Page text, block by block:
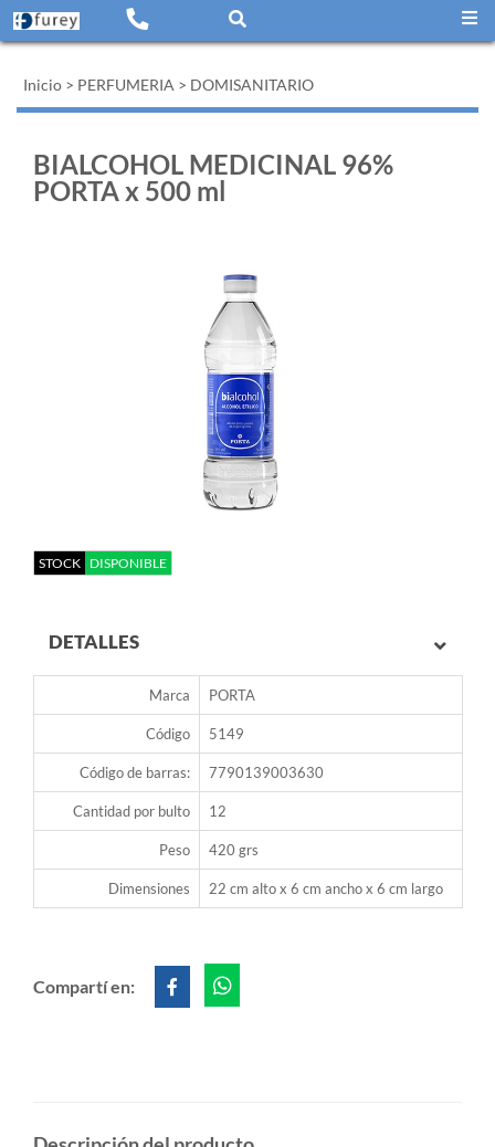
Inicio > PERFUMERIA > DOMISANITARIO
BIALCOHOL MEDICINAL 96%
PORTA x 500 ml
STOCK DISPONIBLE
DETALLES
Marca PORTA
Código 5149
Código de barras: 7790139003630
Cantidad por bulto 12
Peso 420 grs
Dimensiones 22 cm alto x 6 cm ancho x 6 cm largo
Compartí en: